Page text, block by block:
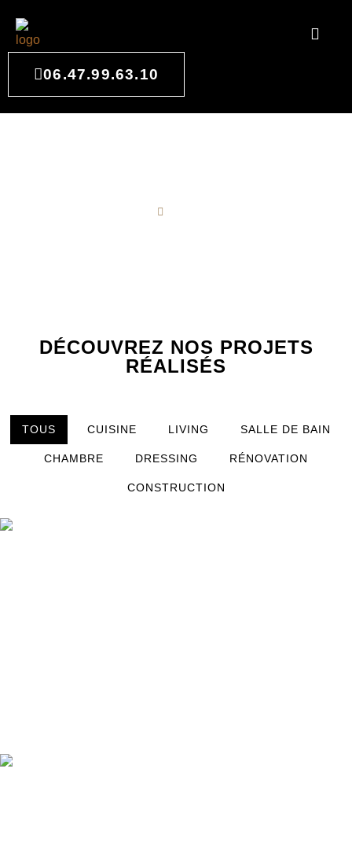
06.47.99.63.10
DÉCOUVREZ NOS PROJETS
RÉALISÉS
TOUS CUISINE LIVING SALLE DE BAIN
CHAMBRE DRESSING RÉNOVATION
CONSTRUCTION